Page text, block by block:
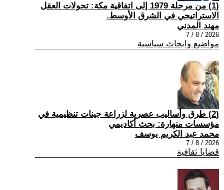
(1) من مرحلة 1979 إلى اتفاقية مكة: تحولات العقل
الاستراتيجي في الشرق الأوسط.
مهند المدني
2026 / 8 / 7
مواضيع وابحاث سياسية
(2) طرق وأساليب عصرية لزراعة جينات تنظيمية في
مؤسسات منهارة: بحث أكاديمي
محمد عبد الكريم يوسف
2026 / 8 / 7
قضايا ثقافية